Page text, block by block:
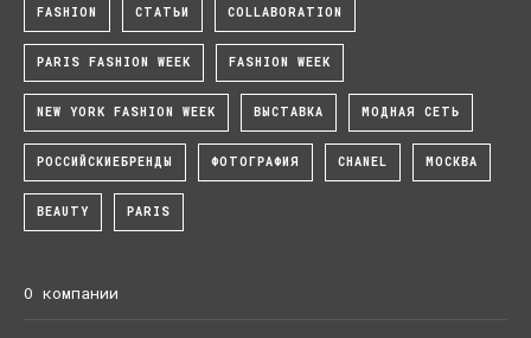
FASHION СТАТЬИ COLLABORATION
PARIS FASHION WEEK FASHION WEEK
NEW YORK FASHION WEEK ВЫСТАВКА МОДНАЯ СЕТЬ
РОССИЙСКИЕБРЕНДЫ ФОТОГРАФИЯ CHANEL МОСКВА
BEAUTY PARIS
О компании